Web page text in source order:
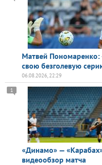
Матвей Пономаренко:
свою безголевую
06.08.2026, 22:29
«Динамо» —
видеообзор матча
1